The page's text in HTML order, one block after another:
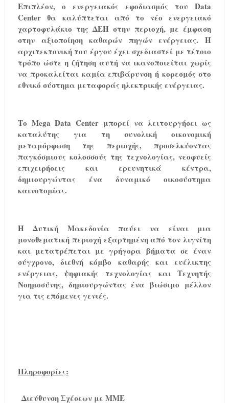
Επιπλέον, ο ενεργειακός εφοδιασμός τουData
Centerθα καλύπτεται από το νέο ενεργειακό
χαρτοφυλάκιο της ΔΕΗ στην περιοχή, με έμφαση
στην αξιοποίηση καθαρών πηγών ενέργειας. Η
αρχιτεκτονική του έργου έχει σχεδιαστεί με τέτοιο
τρόπο ώστε η ζήτηση αυτή να ικανοποιείται χωρίς
να προκαλείται καμία επιβάρυνση ή κορεσμός στο
εθνικό σύστημα μεταφοράς ηλεκτρικής ενέργειας.
Το Mega Data Center μπορεί να λειτουργήσει ως
καταλύτης για τη συνολική οικονομική
μεταμόρφωση της περιοχής, προσελκύοντας
παγκόσμιους κολοσσούς της τεχνολογίας, νεοφυείς
επιχειρήσεις και ερευνητικά κέντρα,
δημιουργώντας ένα δυναμικό οικοσύστημα
καινοτομίας.
Η Δυτική Μακεδονία παύει να είναι μια
μονοθεματική περιοχή εξαρτημένη από τον λιγνίτη
και μετατρέπεται με γρήγορα βήματα σε έναν
σύγχρονο, διεθνή κόμβο καθαρής και ευέλικτης
ενέργειας, ψηφιακής τεχνολογίας και Τεχνητής
Νοημοσύνης, δημιουργώντας ένα βιώσιμο μέλλον
για τις επόμενες γενιές.
Πληροφορίες:
Διεύθυνση Σχέσεων με ΜΜΕ